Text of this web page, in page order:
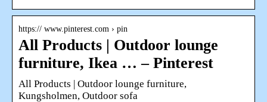
https:// www.pinterest.com › pin
All Products | Outdoor lounge
furniture, Ikea … – Pinterest
All Products | Outdoor lounge furniture,
Kungsholmen, Outdoor sofa